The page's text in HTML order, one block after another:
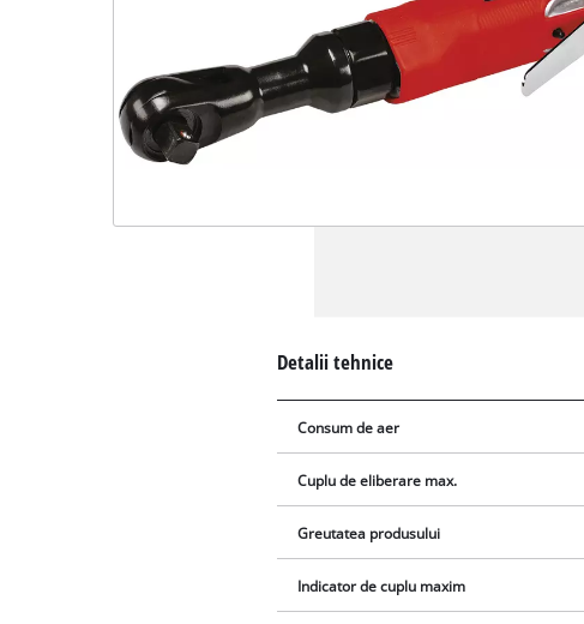
Detalii tehnice
Consum de aer
Cuplu de eliberare max.
Greutatea produsului
Indicator de cuplu maxim